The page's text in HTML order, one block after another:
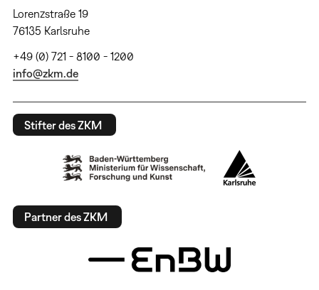
Lorenzstraße 19
76135 Karlsruhe
+49 (0) 721 - 8100 - 1200
info@zkm.de
Stifter des ZKM
Partner des ZKM